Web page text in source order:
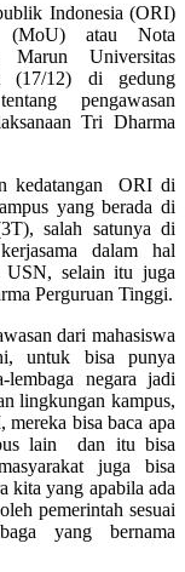
Indonesia (ORI)
(MoU) atau Nota
Marun Universitas
(17/12) di gedung
pengawasan
Tri Dharma
kedatangan ORI di
yang berada di
salah satunya di
dalam hal
USN, selain itu juga
Perguruan Tinggi.
dari mahasiswa
untuk bisa punya
lembaga negara jadi
lingkungan kampus,
bisa baca apa
lain dan itu bisa
juga bisa
kita yang apabila ada
pemerintah sesuai
yang bernama